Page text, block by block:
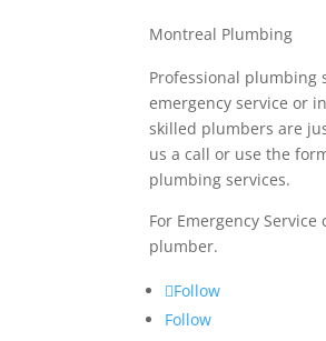
Montreal Plumbing
Professional plumbing
emergency service or
skilled plumbers are
us a call or use the
plumbing services.
For Emergency
plumber.
Follow
Follow